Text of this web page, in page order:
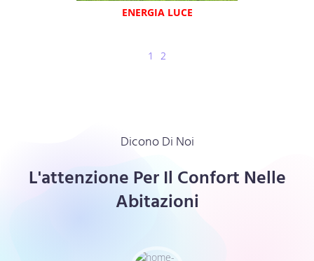
ENERGIA LUCE
1 2
Dicono Di Noi
L'attenzione Per Il Confort Nelle
Abitazioni